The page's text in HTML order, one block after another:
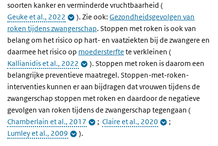
soorten kanker en verminderde vruchtbaarheid (
Geuke et al., 2022
). Zie ook: Gezondheidsgevolgen van
roken tijdens zwangerschap. Stoppen met roken is ook van
belang om het risico op hart- en vaatziekten bij de zwangere en
daarmee het risico op moedersterfte te verkleinen (
Kallianidis et al., 2022
). Stoppen met roken is daarom een
belangrijke preventieve maatregel. Stoppen-met-roken-
interventies kunnen er aan bijdragen dat vrouwen tijdens de
zwangerschap stoppen met roken en daardoor de negatieve
gevolgen van roken tijdens de zwangerschap tegengaan (
Chamberlain et al., 2017
; Claire et al., 2020
;
Lumley et al., 2009
).